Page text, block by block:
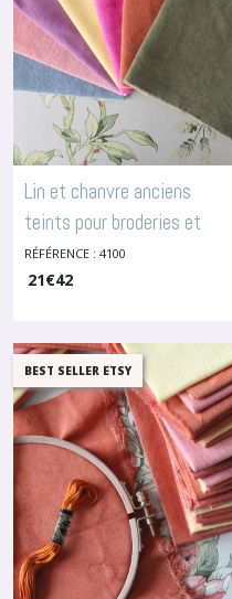
Lin et chanvre anciens
teints pour broderies et
arts textiles, 6x20x20 ou
25x25cm, 4100
RÉFÉRENCE : 4100
21€42
BEST SELLER ETSY
résultats